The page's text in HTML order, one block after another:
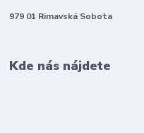
979 01 Rimavská Sobota
Kde nás nájdete